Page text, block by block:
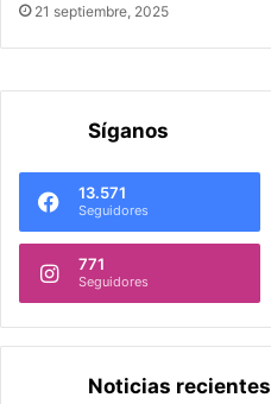
21 septiembre, 2025
Síganos
13.571
Seguidores
771
Seguidores
Noticias recientes